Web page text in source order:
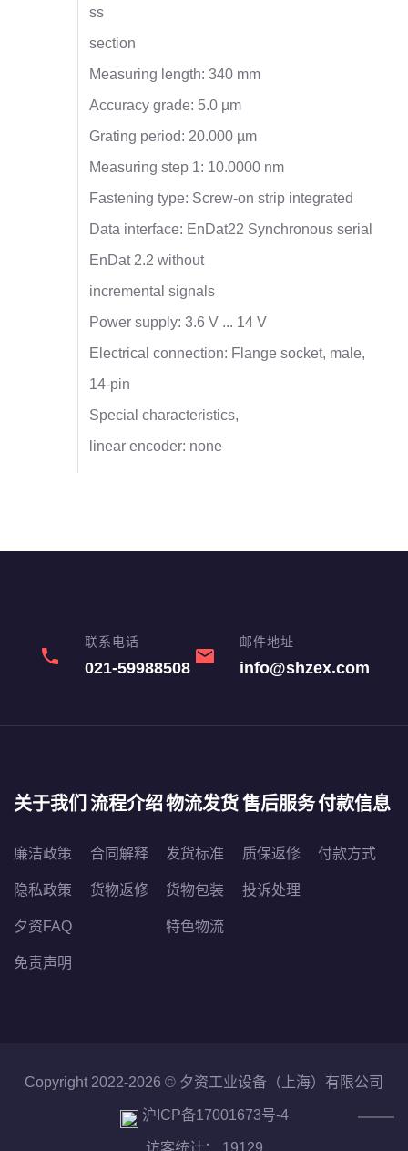
ss
section
Measuring length: 340 mm
Accuracy grade: 5.0 µm
Grating period: 20.000 µm
Measuring step 1: 10.0000 nm
Fastening type: Screw-on strip integrated
Data interface: EnDat22 Synchronous serial
EnDat 2.2 without
incremental signals
Power supply: 3.6 V ... 14 V
Electrical connection: Flange socket, male,
14-pin
Special characteristics,
linear encoder: none
phone
联系电话
021-59988508
email
邮件地址
info@shzex.com
关于我们
廉洁政策
隐私政策
夕资FAQ
免责声明
流程介绍
合同解释
货物返修
物流发货
发货标准
货物包装
特色物流
售后服务
质保返修
投诉处理
付款信息
付款方式
Copyright 2022-2026 © 夕资工业设备（上海）有限公司
沪ICP备17001673号-4
访客统计： 19129